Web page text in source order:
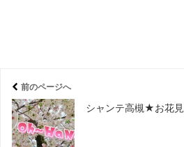
前のページへ
シャンテ高槻★お花見